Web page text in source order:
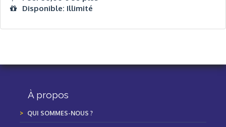
Disponible: Illimité
À propos
QUI SOMMES-NOUS ?